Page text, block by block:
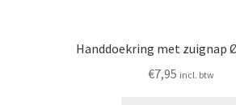
Handdoekring met zuignap
€7,95 incl. btw